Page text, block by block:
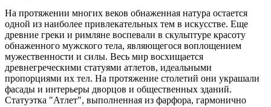
На протяжении многих веков обнаженная натура остается
одной из наиболее привлекательных тем в искусстве. Еще
древние греки и римляне воспевали в скульптуре красоту
обнаженного мужского тела, являющегося воплощением
мужественности и силы. Весь мир восхищается
древнегреческими статуями атлетов, идеальными
пропорциями их тел. На протяжение столетий они украшали
фасады и интерьеры дворцов и общественных зданий.
Статуэтка "Атлет", выполненная из фарфора, гармонично